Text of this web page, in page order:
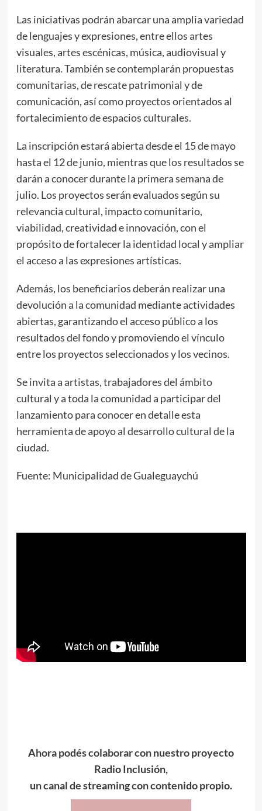
Las iniciativas podrán abarcar una amplia variedad
de lenguajes y expresiones, entre ellos artes
visuales, artes escénicas, música, audiovisual y
literatura. También se contemplarán propuestas
comunitarias, de rescate patrimonial y de
comunicación, así como proyectos orientados al
fortalecimiento de espacios culturales.
La inscripción estará abierta desde el 15 de mayo
hasta el 12 de junio, mientras que los resultados se
darán a conocer durante la primera semana de
julio. Los proyectos serán evaluados según su
relevancia cultural, impacto comunitario,
viabilidad, creatividad e innovación, con el
propósito de fortalecer la identidad local y ampliar
el acceso a las expresiones artísticas.
Además, los beneficiarios deberán realizar una
devolución a la comunidad mediante actividades
abiertas, garantizando el acceso público a los
resultados del fondo y promoviendo el vínculo
entre los proyectos seleccionados y los vecinos.
Se invita a artistas, trabajadores del ámbito
cultural y a toda la comunidad a participar del
lanzamiento para conocer en detalle esta
herramienta de apoyo al desarrollo cultural de la
ciudad.
Fuente: Municipalidad de Gualeguaychú
Ahora podés colaborar con nuestro proyecto
Radio Inclusión,
un canal de streaming con contenido propio.